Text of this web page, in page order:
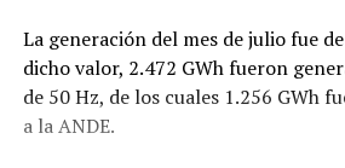
La generación del mes de julio fue
dicho valor, 2.472 GWh fueron
de 50 Hz, de los cuales 1.256 GWh
a la ANDE.